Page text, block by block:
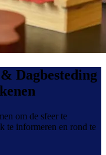
Dagbesteding
om de sfeer te
te informeren en rond te